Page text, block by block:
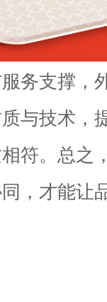
务支撑，
与技术，
符。总之
，才能让